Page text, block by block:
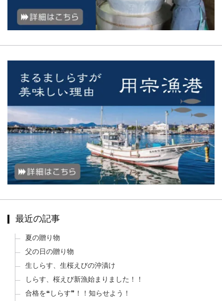
最近の記事
夏の贈り物
父の日の贈り物
生しらす、生桜えびの沖漬け
しらす、桜えび新漁始まりました！！
合格を❝しらす❞！！知らせよう！